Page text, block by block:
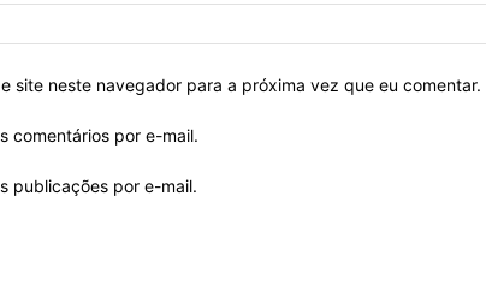
site neste navegador para a próxima vez que eu comentar.
comentários por e-mail.
publicações por e-mail.